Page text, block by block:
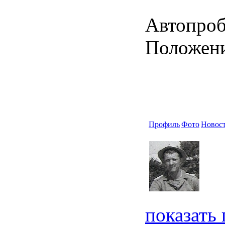
ПрофильФото